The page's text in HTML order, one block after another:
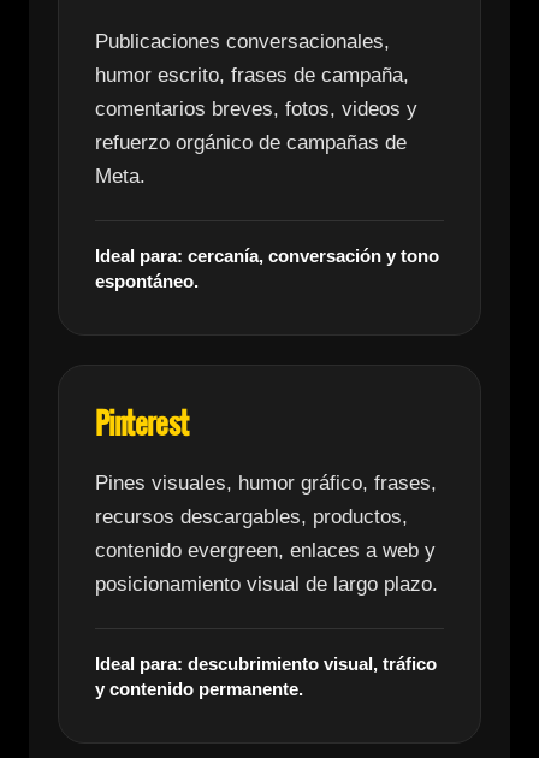
Publicaciones conversacionales,
humor escrito, frases de campaña,
comentarios breves, fotos, videos y
refuerzo orgánico de campañas de
Meta.
Ideal para: cercanía, conversación y tono
espontáneo.
Pinterest
Pines visuales, humor gráfico, frases,
recursos descargables, productos,
contenido evergreen, enlaces a web y
posicionamiento visual de largo plazo.
Ideal para: descubrimiento visual, tráfico
y contenido permanente.